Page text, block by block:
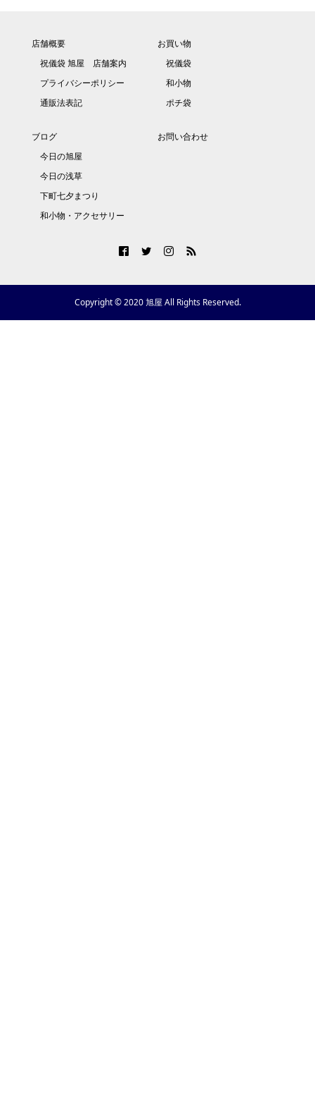
店舗概要
祝儀袋 旭屋 店舗案内
プライバシーポリシー
通販法表記
お買い物
祝儀袋
和小物
ポチ袋
ブログ
今日の旭屋
今日の浅草
下町七夕まつり
和小物・アクセサリー
お問い合わせ
Copyright © 2020 旭屋 All Rights Reserved.